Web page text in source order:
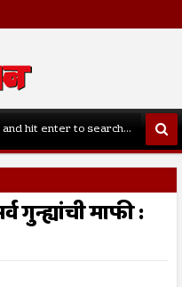
गुन्ह्यांची माफी :